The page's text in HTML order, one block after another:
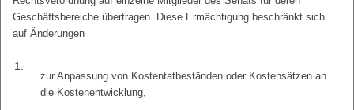
Geschäftsbereiche übertragen. Diese Ermächtigung beschränkt sich
auf Änderungen
1.
zur Anpassung von Kostentatbeständen oder Kostensätzen an
die Kostenentwicklung,